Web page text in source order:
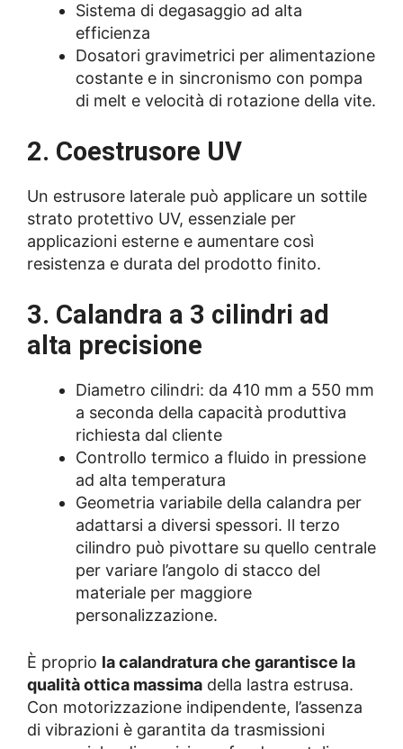
Sistema di degasaggio ad alta
efficienza
Dosatori gravimetrici per alimentazione
costante e in sincronismo con pompa
di melt e velocità di rotazione della vite.
2. Coestrusore UV
Un estrusore laterale può applicare un sottile
strato protettivo UV, essenziale per
applicazioni esterne e aumentare così
resistenza e durata del prodotto finito.
3. Calandra a 3 cilindri ad
alta precisione
Diametro cilindri: da 410 mm a 550 mm
a seconda della capacità produttiva
richiesta dal cliente
Controllo termico a fluido in pressione
ad alta temperatura
Geometria variabile della calandra per
adattarsi a diversi spessori. Il terzo
cilindro può pivottare su quello centrale
per variare l’angolo di stacco del
materiale per maggiore
personalizzazione.
È proprio la calandratura che garantisce la
qualità ottica massima della lastra estrusa.
Con motorizzazione indipendente, l’assenza
di vibrazioni è garantita da trasmissioni